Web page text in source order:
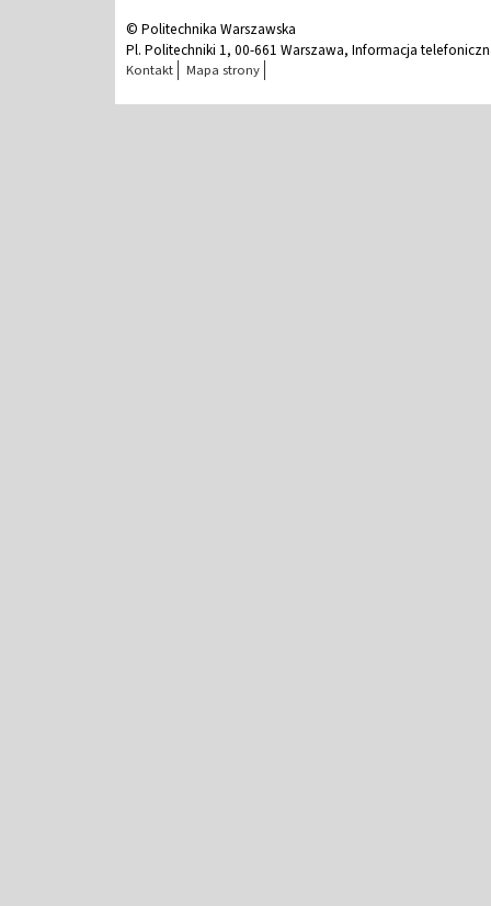
© Politechnika Warszawska
Pl. Politechniki 1, 00-661 Warszawa, Informacja
Kontakt Mapa strony